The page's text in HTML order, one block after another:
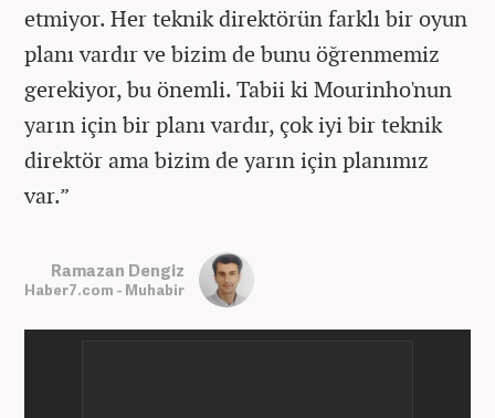
etmiyor. Her teknik direktörün farklı bir oyun
planı vardır ve bizim de bunu öğrenmemiz
gerekiyor, bu önemli. Tabii ki Mourinho'nun
yarın için bir planı vardır, çok iyi bir teknik
direktör ama bizim de yarın için planımız
var.”
Ramazan Dengiz
Haber7.com - Muhabir